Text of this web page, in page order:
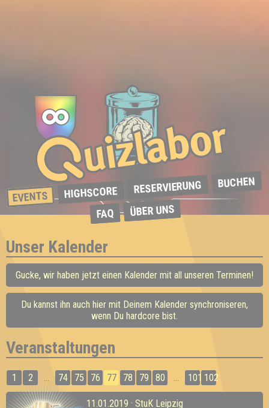
EVENTS HIGHSCORE RESERVIERUNG BUCHEN
FAQ ÜBER UNS
Unser Kalender
Gucke, wir haben jetzt einen Kalender mit all unseren Terminen!
Du kannst ihn auch hier mit Deinem Kalender synchroniseren,
wenn Du hardcore bist.
Veranstaltungen
1 2 ... 74 75 76 77 78 79 80 ... 101 102
11.01.2019 · StuK Leipzig